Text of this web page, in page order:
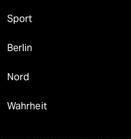
Sport
Berlin
Nord
Wahrheit